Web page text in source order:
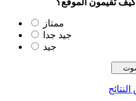
تقيمون الموقع؟
ممتاز
جيد جدا
جيد